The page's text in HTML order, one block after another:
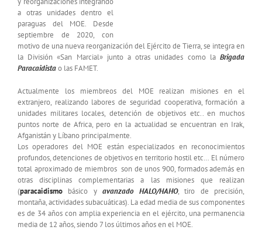
a otras unidades dentro el
paraguas del MOE. Desde
septiembre de 2020, con
motivo de una nueva reorganización del Ejército de Tierra, se integra en
la División «San Marcial» junto a otras unidades como la Brigada
Paracaidistao las FAMET.
Actualmente los miembreos del MOE realizan misiones en el
extranjero, realizando labores de seguridad cooperativa, formación a
unidades militares locales, detención de objetivos etc.. en muchos
puntos norte de Africa, pero en la actualidad se encuentran en Irak,
Afganistán y Líbano principalmente.
Los operadores del MOE están especializados en reconocimientos
profundos, detenciones de objetivos en territorio hostil etc… El número
total aproximado de miembros son de unos 900, formados además en
otras disciplinas complementarias a las misiones que realizan
(paracaidismo básico yavanzado HALO/HAHO, tiro de precisión,
montaña, actividades subacuáticas). La edad media de sus componentes
es de 34 años con amplia experiencia en el ejército, una permanencia
media de 12 años, siendo 7 los últimos años en el MOE.